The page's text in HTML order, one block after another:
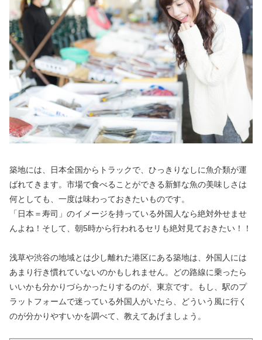
築地には、日本全国からトラックで、ひっきりなしに魚介類が運
ばれてきます。市場で食べることができる新鮮な魚の美味しさは
何としても、一度は味わっておきたいものです。
「日本＝寿司」のイメージを持っている外国人なら絶対外せませ
んよね！そして、朝5時から行われるセリも絶対見ておきたい！！
浅草や渋谷の地域とは少し離れた港区にある築地は、外国人には
あまり行き慣れていないのかもしれません。どの路線に乗ったら
いいかも分かりづらかったりするのが、東京です。もし、駅のプ
ラットフォームで迷っている外国人がいたら、どういう風に行く
のが分かりやすいかを調べて、教えてあげましょう。